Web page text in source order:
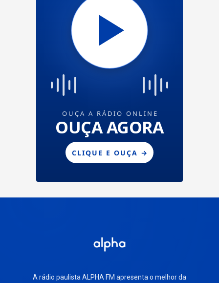
A rádio paulista ALPHA FM apresenta o melhor da